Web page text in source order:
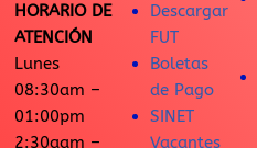
HORARIO DE
ATENCIÓN
Lunes
08:30am –
01:00pm
2:30aam –
Descargar
FUT
Boletas
de Pago
SINET
Vacantes